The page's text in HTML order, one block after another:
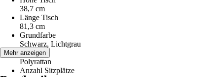
38,7 cm
Länge Tisch
81,3 cm
Grundfarbe
Schwarz, Lichtgrau
Material
Polyrattan
Anzahl Sitzplätze
Mehr anzeigen